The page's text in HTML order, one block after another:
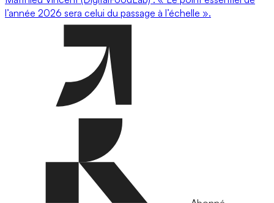
l’année 2026 sera celui du passage à l’échelle ».